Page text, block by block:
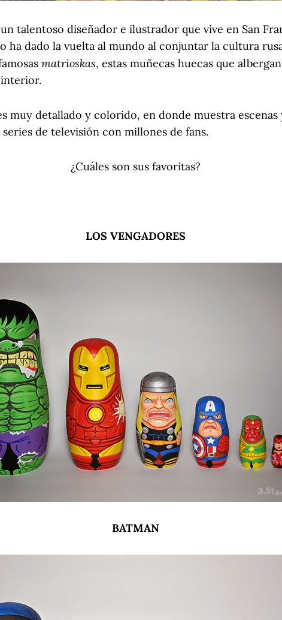
talentoso diseñador e ilustrador que vive en San
ha dado la vuelta al mundo al conjuntar la cultura
matrioskas, estas muñecas huecas que
interior.
muy detallado y colorido, en donde muestra escenas
de televisión con millones de fans.
¿Cuáles son sus favoritas?
LOS VENGADORES
BATMAN